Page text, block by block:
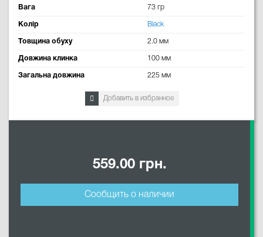
Вага 73 гр
Колір Black
Товщина обуху 2.0 мм
Довжина клинка 100 мм
Загальна довжина 225 мм
Добавить в избранное
559.00 грн.
Сообщить о наличии